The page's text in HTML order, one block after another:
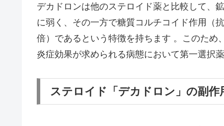
デカドロンは他のステロイド薬と比較して、
に弱く、その一方で糖質コルチコイド作用（
倍）であるという特徴を持ちます 。このた
炎症効果が求められる病態において第一選択薬
ステロイド「デカドロン」の副作